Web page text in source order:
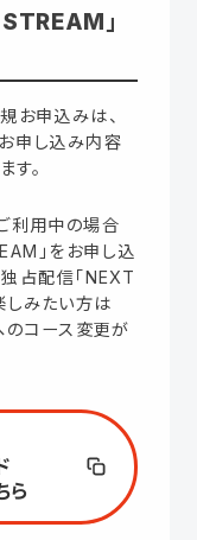
」
お申込みは、
申し込み内容
す。
利用中の場合
」をお申し込
占配信「NEXT
みたい方は
のコース変更が
ら